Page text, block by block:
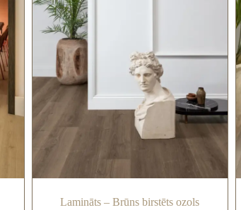
Lamināts – Brūns birstēts ozols